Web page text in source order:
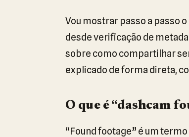
Vou mostrar passo a passo
desde verificação de
sobre como compartilhar
explicado de forma direta,
O que é “dashcam
“Found footage” é um